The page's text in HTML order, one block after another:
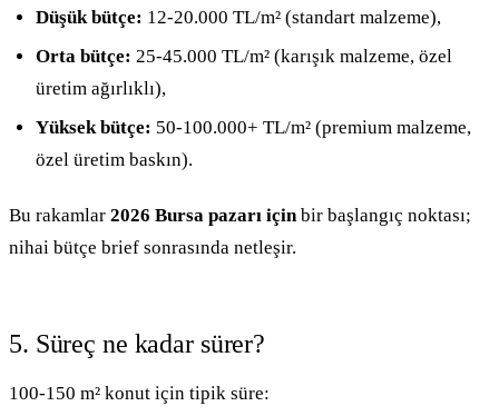
Düşük bütçe: 12-20.000 TL/m² (standart malzeme),
Orta bütçe: 25-45.000 TL/m² (karışık malzeme, özel
üretim ağırlıklı),
Yüksek bütçe: 50-100.000+ TL/m² (premium malzeme,
özel üretim baskın).
Bu rakamlar 2026 Bursa pazarı için bir başlangıç noktası;
nihai bütçe brief sonrasında netleşir.
5. Süreç ne kadar sürer?
100-150 m² konut için tipik süre: